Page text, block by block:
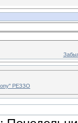
РЕЗЗО